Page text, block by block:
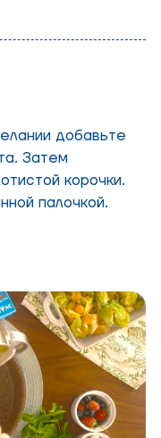
добавьте
Затем
корочки.
палочкой.